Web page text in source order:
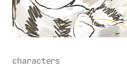
characters